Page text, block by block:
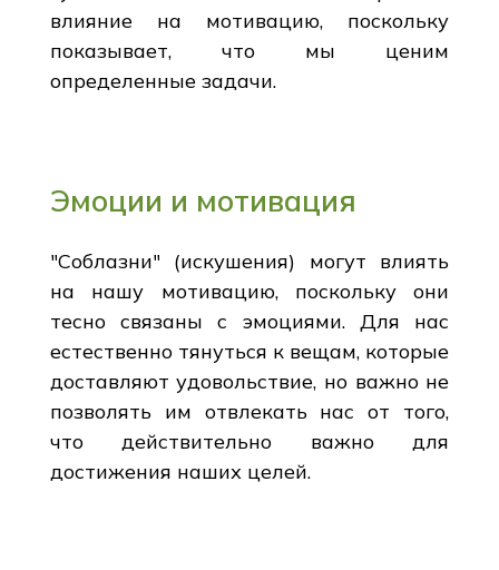
влияние на мотивацию, поскольку
показывает, что мы ценим
определенные задачи.
Эмоции и мотивация
"Соблазни" (искушения) могут влиять
на нашу мотивацию, поскольку они
тесно связаны с эмоциями. Для нас
естественно тянуться к вещам, которые
доставляют удовольствие, но важно не
позволять им отвлекать нас от того,
что действительно важно для
достижения наших целей.